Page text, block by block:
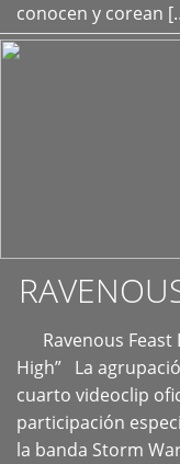
conocen y corean
Ravenous Feast
High” La
cuarto videoclip
participación
la banda Storm